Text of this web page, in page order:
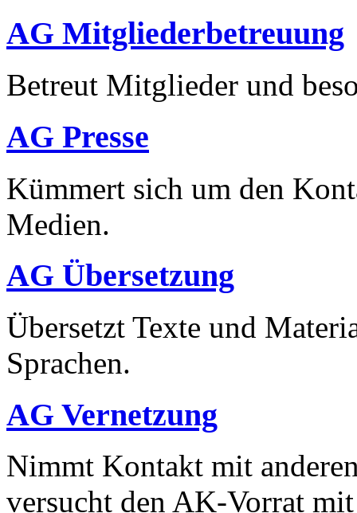
AG Mitgliederbetreuung
Betreut Mitglieder und
AG Presse
Kümmert sich um den
Medien.
AG Übersetzung
Übersetzt Texte und
Sprachen.
AG Vernetzung
Nimmt Kontakt mit
versucht den AK-Vorrat